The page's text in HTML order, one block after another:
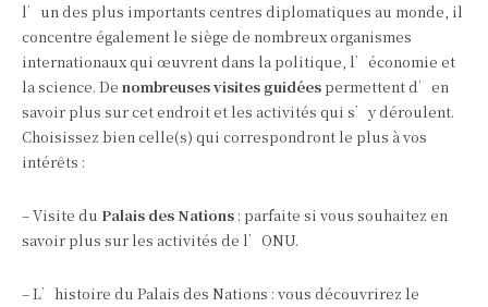
l’un des plus importants centres diplomatiques au monde, il
concentre également le siège de nombreux organismes
internationaux qui œuvrent dans la politique, l’économie et
la science. De nombreuses visites guidéespermettent d’en
savoir plus sur cet endroit et les activités qui s’y déroulent.
Choisissez bien celle(s) qui correspondront le plus à vos
intérêts :
– Visite du Palais des Nations : parfaite si vous souhaitez en
savoir plus sur les activités de l’ONU.
– L’histoire du Palais des Nations : vous découvrirez le